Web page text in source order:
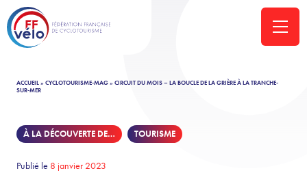
ACCUEIL» CYCLOTOURISME-MAG» CIRCUIT DU MOIS – LA BOUCLE DE LA GRIÈRE À LA TRANCHE-
SUR-MER
À LA DÉCOUVERTE DE… TOURISME
Publié le 8 janvier 2023